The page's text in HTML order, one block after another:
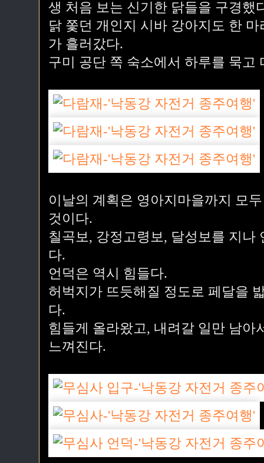
생 처음 보는 신기한 닭들을 구경했
닭 쫓던 개인지 시바 강아지도 한
가 흘러갔다.
구미 공단 쪽 숙소에서 하루를 묵고
이날의 계획은 영아지마을까지 모
것이다.
칠곡보, 강정고령보, 달성보를 지나
다.
언덕은 역시 힘들다.
허벅지가 뜨듯해질 정도로 페달을
다.
힘들게 올라왔고, 내려갈 일만 남아
느껴진다.